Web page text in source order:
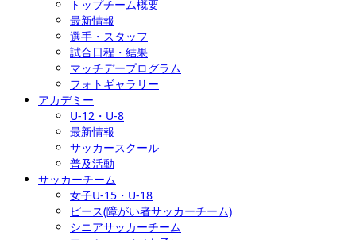
トップチーム概要
最新情報
選手・スタッフ
試合日程・結果
マッチデープログラム
フォトギャラリー
アカデミー
U-12・U-8
最新情報
サッカースクール
普及活動
サッカーチーム
女子U-15・U-18
ピース(障がい者サッカーチーム)
シニアサッカーチーム